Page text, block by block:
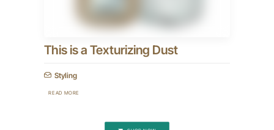
This is a Texturizing Dust
Styling
READ MORE